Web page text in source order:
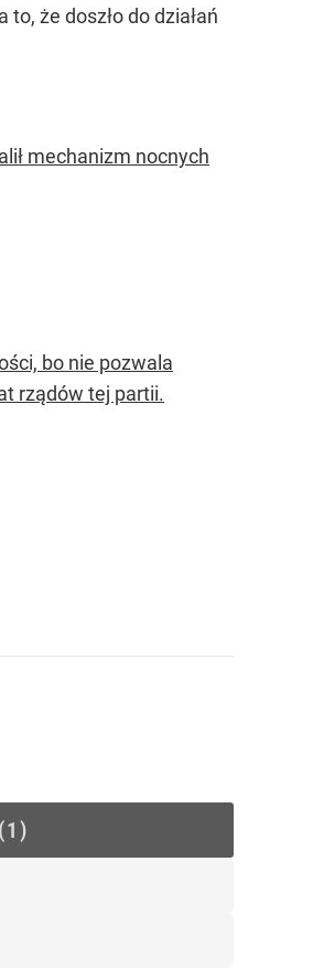
że doszło do działań
mechanizm nocnych
bo nie pozwala
rządów tej partii.
1